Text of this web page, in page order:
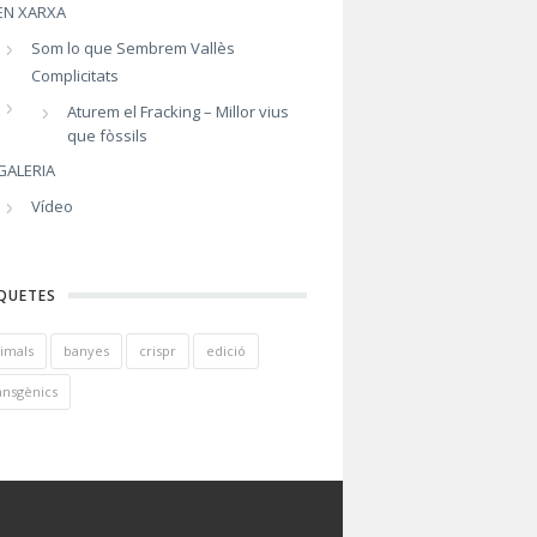
XARXA
Som lo que Sembrem Vallès
Complicitats
Aturem el Fracking – Millor vius
que fòssils
Vídeo
banyes crispr edició